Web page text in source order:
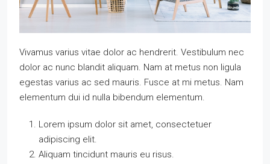
Vivamus varius vitae dolor ac hendrerit. Vestibulum nec
dolor ac nunc blandit aliquam. Nam at metus non ligula
egestas varius ac sed mauris. Fusce at mi metus. Nam
elementum dui id nulla bibendum elementum.
Lorem ipsum dolor sit amet, consectetuer
adipiscing elit.
Aliquam tincidunt mauris eu risus.